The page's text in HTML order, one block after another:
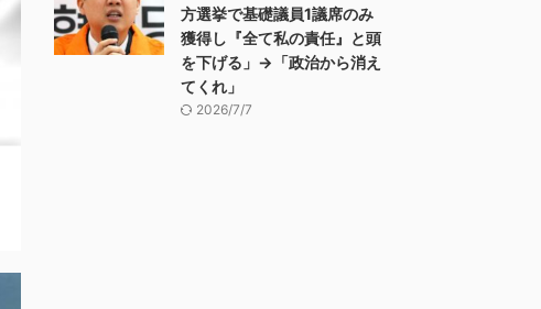
方選挙で基礎議員1議席のみ
獲得し『全て私の責任』と頭
を下げる」→「政治から消え
てくれ」
2026/7/7